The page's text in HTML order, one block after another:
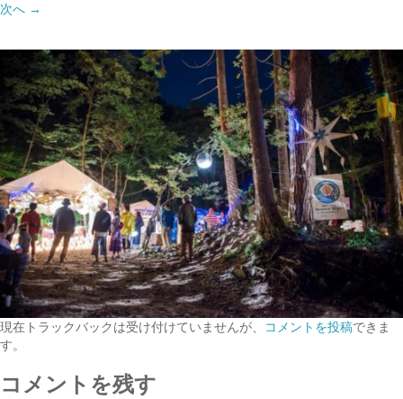
次へ →
現在トラックバックは受け付けていませんが、 コメントを投稿できま
す。
コメントを残す